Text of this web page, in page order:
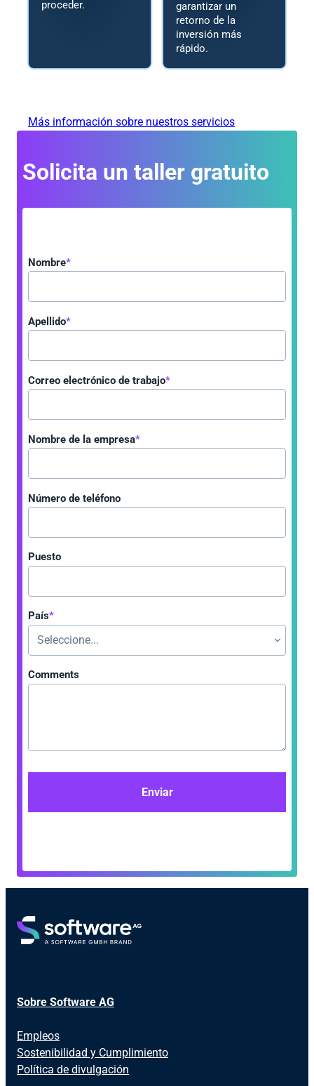
proceder.
garantizar un
retorno de la
inversión más
rápido.
Más información sobre nuestros servicios
Solicita un taller gratuito
*
Nombre
*
Apellido
*
Correo electrónico de trabajo
*
Nombre de la empresa
Número de teléfono
Puesto
*
País
Comments
Enviar
Sobre Software AG
Empleos
Sostenibilidad y Cumplimiento
Política de divulgación